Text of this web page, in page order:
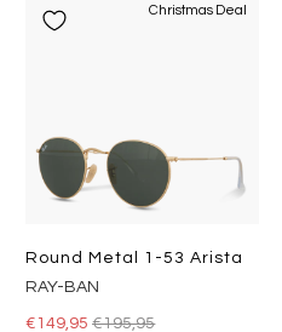
Christmas Deal
Round Metal 1-53 Arista
RAY-BAN
€149,95€195,95